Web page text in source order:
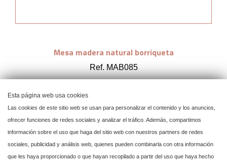
Mesa madera natural borriqueta
Ref. MAB085
Añadir a mi proyecto
Esta página web usa cookies
Las cookies de este sitio web se usan para personalizar el contenido y los anuncios,
ofrecer funciones de redes sociales y analizar el tráfico. Además, compartimos
información sobre el uso que haga del sitio web con nuestros partners de redes
sociales, publicidad y análisis web, quienes pueden combinarla con otra información
que les haya proporcionado o que hayan recopilado a partir del uso que haya hecho